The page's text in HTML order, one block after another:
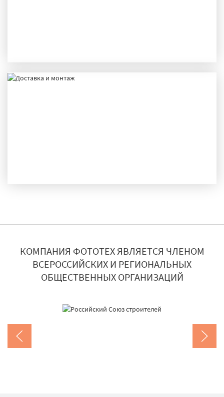
КОМПАНИЯ ФОТОТЕХ ЯВЛЯЕТСЯ ЧЛЕНОМ
ВСЕРОССИЙСКИХ И РЕГИОНАЛЬНЫХ
ОБЩЕСТВЕННЫХ ОРГАНИЗАЦИЙ